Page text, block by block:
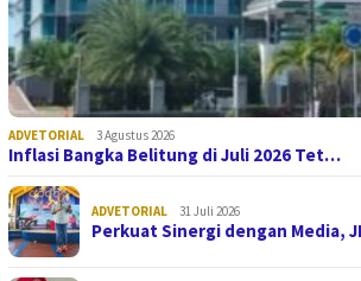
ADVETORIAL 3 Agustus 2026
Inflasi Bangka Belitung di Juli 2026 Tet…
ADVETORIAL 31 Juli 2026
Perkuat Sinergi dengan Media,